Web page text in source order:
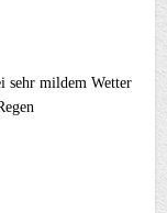
sehr mildem Wetter